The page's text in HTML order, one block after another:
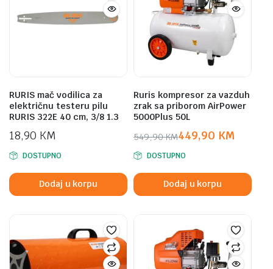
RURIS mač vodilica za
električnu testeru pilu
RURIS 322E 40 cm, 3/8 1.3
18,90 KM
DOSTUPNO
Dodaj u korpu
Ruris kompresor za vazduh
zrak sa priborom AirPower
5000Plus 50L
549,90KM
Original
price
was:
549,90 KM.
449,90 KM
Current
price
is:
449,90 KM.
DOSTUPNO
Dodaj u korpu